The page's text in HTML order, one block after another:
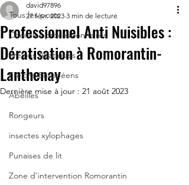
Tous les posts
Chenilles processionnaires
Frelons Asiatiques
Frelons Européens
Abeilles
Rongeurs
insectes xylophages
Punaises de lit
Zone d'intervention Romorantin
Professionnel Anti Nuisibles :
Dératisation à Romorantin-
Lanthenay
david97896
27 févr. 2023 3 min de lecture
Dernière mise à jour : 21 août 2023